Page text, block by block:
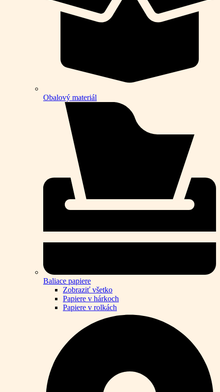
Obalový materiál
Baliace papiere
Zobraziť všetko
Papiere v hárkoch
Papiere v rolkách